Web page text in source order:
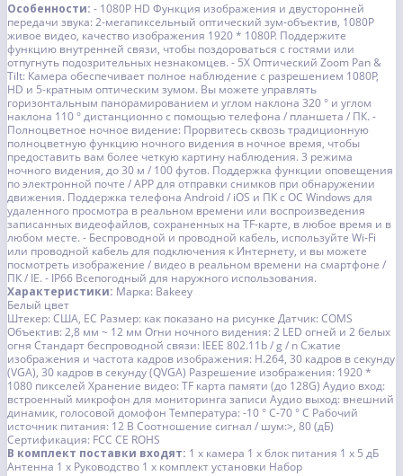
Особенности: - 1080P HD Функция изображения и двусторонней
передачи звука: 2-мегапиксельный оптический зум-объектив, 1080P
живое видео, качество изображения 1920 * 1080P. Поддержите
функцию внутренней связи, чтобы поздороваться с гостями или
отпугнуть подозрительных незнакомцев. - 5X Оптический Zoom Pan &
Tilt: Камера обеспечивает полное наблюдение с разрешением 1080P,
HD и 5-кратным оптическим зумом. Вы можете управлять
горизонтальным панорамированием и углом наклона 320 ° и углом
наклона 110 ° дистанционно с помощью телефона / планшета / ПК. -
Полноцветное ночное видение: Прорвитесь сквозь традиционную
полноцветную функцию ночного видения в ночное время, чтобы
предоставить вам более четкую картину наблюдения. 3 режима
ночного видения, до 30 м / 100 футов. Поддержка функции оповещения
по электронной почте / APP для отправки снимков при обнаружении
движения. Поддержка телефона Android / iOS и ПК с ОС Windows для
удаленного просмотра в реальном времени или воспроизведения
записанных видеофайлов, сохраненных на TF-карте, в любое время и в
любом месте. - Беспроводной и проводной кабель, используйте Wi-Fi
или проводной кабель для подключения к Интернету, и вы можете
посмотреть изображение / видео в реальном времени на смартфоне /
ПК / IE. - IP66 Всепогодный для наружного использования.
Характеристики: Марка: Bakeey
Белый цвет
Штекер: США, ЕС Размер: как показано на рисунке Датчик: COMS
Объектив: 2,8 мм ~ 12 мм Огни ночного видения: 2 LED огней и 2 белых
огня Стандарт беспроводной связи: IEEE 802.11b / g / n Сжатие
изображения и частота кадров изображения: H.264, 30 кадров в секунду
(VGA), 30 кадров в секунду (QVGA) Разрешение изображения: 1920 *
1080 пикселей Хранение видео: TF карта памяти (до 128G) Аудио вход:
встроенный микрофон для мониторинга записи Аудио выход: внешний
динамик, голосовой домофон Температура: -10 ° C-70 ° C Рабочий
источник питания: 12 В Соотношение сигнал / шум:>, 80 (дБ)
Сертификация: FCC CE ROHS
В комплект поставки входят: 1 х камера 1 х блок питания 1 х 5 дБ
Антенна 1 х Руководство 1 х комплект установки Набор